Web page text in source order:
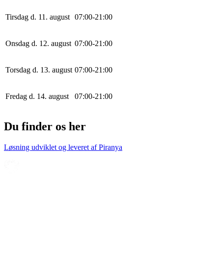
Tirsdag d. 11. august 07:00-21 :00
Onsdag d. 12. august 07:00-21 :00
Torsdag d. 13. august 07:00-21 :00
Fredag d. 14. august 07:00-21 :00
Du finder os her
Løsning udviklet og leveret afPiranya